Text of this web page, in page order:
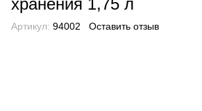
хранения 1,75 л
Артикул: 94002 Оставить отзыв